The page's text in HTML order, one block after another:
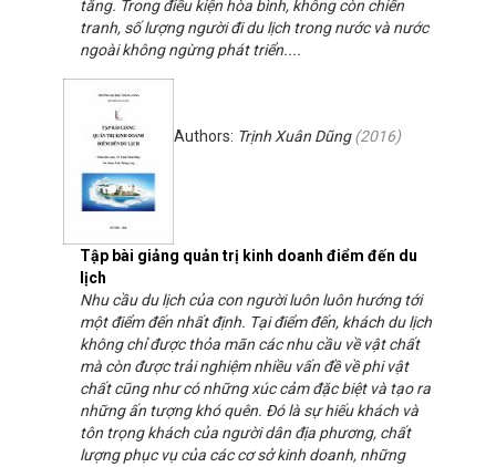
tăng. Trong điều kiện hòa bình, không còn chiến
tranh, số lượng người đi du lịch trong nước và nước
ngoài không ngừng phát triển....
Tập bài giảng quản trị kinh doanh điểm đến du
lịch
Authors: Trịnh Xuân Dũng(2016)
Nhu cầu du lịch của con người luôn luôn hướng tới
một điểm đến nhất định. Tại điểm đến, khách du lịch
không chỉ được thỏa mãn các nhu cầu về vật chất
mà còn được trải nghiệm nhiều vấn đề về phi vật
chất cũng như có những xúc cảm đặc biệt và tạo ra
những ấn tượng khó quên. Đó là sự hiếu khách và
tôn trọng khách của người dân địa phương, chất
lượng phục vụ của các cơ sở kinh doanh, những